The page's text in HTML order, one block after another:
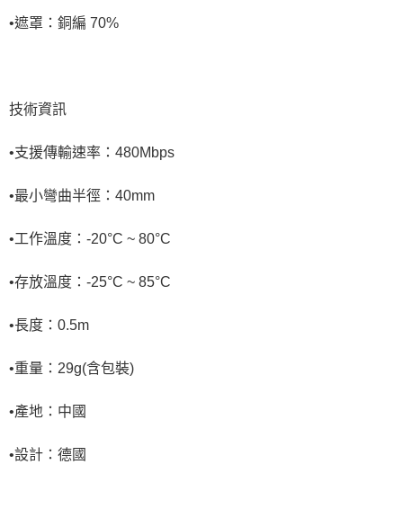
•遮罩：銅編 70%
技術資訊
•支援傳輸速率：480Mbps
•最小彎曲半徑：40mm
•工作溫度：-20°C ~ 80°C
•存放溫度：-25°C ~ 85°C
•長度：0.5m
•重量：29g(含包裝)
•產地：中國
•設計：德國